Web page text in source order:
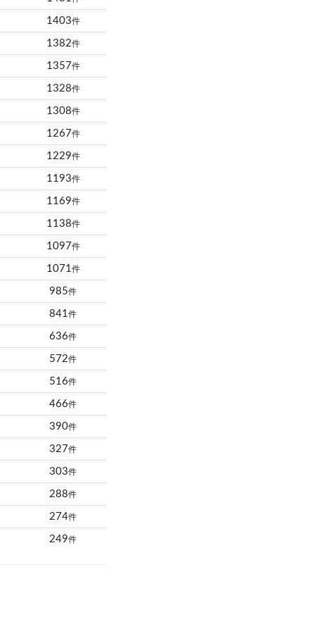
1403件
1382件
1357件
1328件
1308件
1267件
1229件
1193件
1169件
1138件
1097件
1071 件
985件
841件
636件
572件
516件
466件
390件
327件
303件
288件
274件
249件